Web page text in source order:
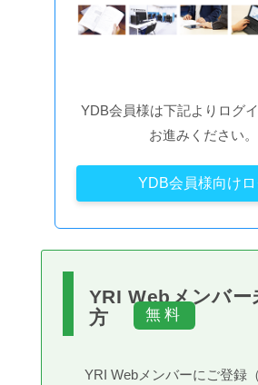
YDB会員様は下記よりログ
お進みください。
YDB会員様向け
YRI Webメンバー
方
YRI Webメンバーにご登録